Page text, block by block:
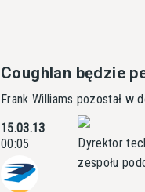
Coughlan będzie
Frank Williams pozostał w
15.03.13
00:05
Dyrektor
zespołu